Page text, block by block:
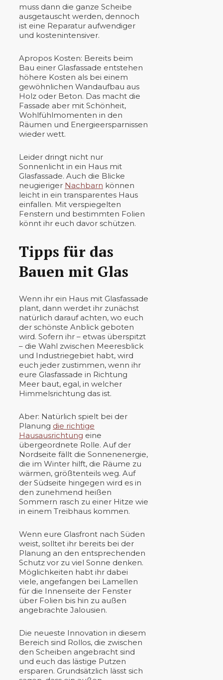
muss dann die ganze Scheibe
ausgetauscht werden, dennoch
ist eine Reparatur aufwendiger
und kostenintensiver.
Apropos Kosten: Bereits beim
Bau einer Glasfassade entstehen
höhere Kosten als bei einem
gewöhnlichen Wandaufbau aus
Holz oder Beton. Das macht die
Fassade aber mit Schönheit,
Wohlfühlmomenten in den
Räumen und Energieersparnissen
wieder wett.
Leider dringt nicht nur
Sonnenlicht in ein Haus mit
Glasfassade. Auch die Blicke
neugieriger Nachbarn können
leicht in ein transparentes Haus
einfallen. Mit verspiegelten
Fenstern und bestimmten Folien
könnt ihr euch davor schützen.
Tipps für das
Bauen mit Glas
Wenn ihr ein Haus mit Glasfassade
plant, dann werdet ihr zunächst
natürlich darauf achten, wo euch
der schönste Anblick geboten
wird. Sofern ihr – etwas überspitzt
– die Wahl zwischen Meeresblick
und Industriegebiet habt, wird
euch jeder zustimmen, wenn ihr
eure Glasfassade in Richtung
Meer baut, egal, in welcher
Himmelsrichtung das ist.
Aber: Natürlich spielt bei der
Planung die richtige
Hausausrichtung eine
übergeordnete Rolle. Auf der
Nordseite fällt die Sonnenenergie,
die im Winter hilft, die Räume zu
wärmen, größtenteils weg. Auf
der Südseite hingegen wird es in
den zunehmend heißen
Sommern rasch zu einer Hitze wie
in einem Treibhaus kommen.
Wenn eure Glasfront nach Süden
weist, solltet ihr bereits bei der
Planung an den entsprechenden
Schutz vor zu viel Sonne denken.
Möglichkeiten habt ihr dabei
viele, angefangen bei Lamellen
für die Innenseite der Fenster
über Folien bis hin zu außen
angebrachte Jalousien.
Die neueste Innovation in diesem
Bereich sind Rollos, die zwischen
den Scheiben angebracht sind
und euch das lästige Putzen
ersparen. Grundsätzlich lässt sich